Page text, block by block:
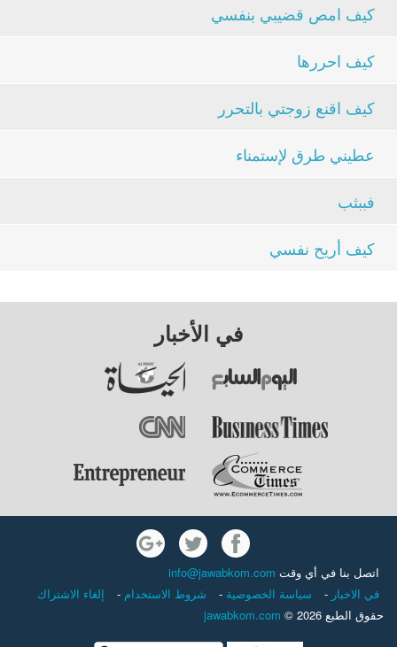
كيف امص قضيبي بنفسي
كيف احررها
كيف اقنع زوجتي بالتحرر
عطيني طرق لإستمناء
فببثب
كيف أريح نفسي
في الأخبار
اتصل بنا في أي وقت info@jawabkom.com
في الاخبار - سياسة الخصوصية - شروط الاستخدام -
إلغاء الاشتراك
حقوق الطبع 2026 ©
jawabkom.com